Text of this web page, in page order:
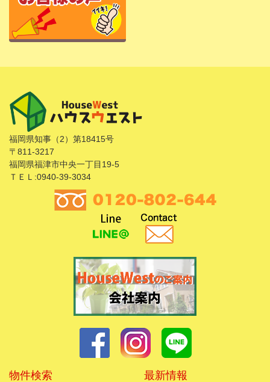
福岡県知事（2）第18415号
〒811-3217
福岡県福津市中央一丁目19-5
ＴＥＬ:0940-39-3034
物件検索 最新情報